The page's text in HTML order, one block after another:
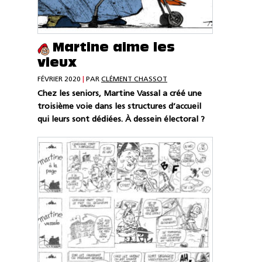
Martine aime les
vieux
FÉVRIER 2020 PAR CLÉMENT CHASSOT
Chez les seniors, Martine Vassal a créé une
troisième voie dans les structures d’accueil
qui leurs sont dédiées. À dessein électoral ?